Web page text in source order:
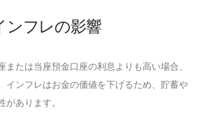
ンフレの影響
または当座預金口座の利息よりも高い場合、
インフレはお金の価値を下げるため、貯蓄や
があります。